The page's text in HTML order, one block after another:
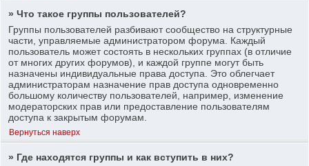
» Что такое группы пользователей?
Группы пользователей разбивают сообщество на структурные
части, управляемые администратором форума. Каждый
пользователь может состоять в нескольких группах (в отличие
от многих других форумов), и каждой группе могут быть
назначены индивидуальные права доступа. Это облегчает
администраторам назначение прав доступа одновременно
большому количеству пользователей, например, изменение
модераторских прав или предоставление пользователям
доступа к закрытым форумам.
Вернуться наверх
» Где находятся группы и как вступить в них?